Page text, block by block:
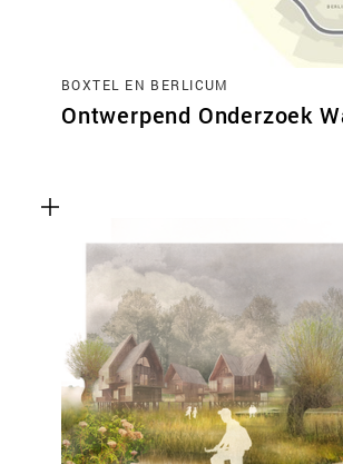
BOXTEL EN BERLICUM
Ontwerpend Onderzoek